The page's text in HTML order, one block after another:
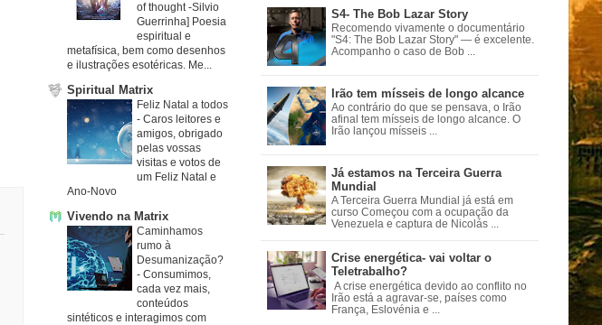
of thought -Silvio
Guerrinha] Poesia
espiritual e
metafísica, bem como desenhos
e ilustrações esotéricas. Me...
Spiritual Matrix
Feliz Natal a todos
- Caros leitores e
amigos, obrigado
pelas vossas
visitas e votos de
um Feliz Natal e
Ano-Novo
Vivendo na Matrix
Caminhamos
rumo à
Desumanização?
- Consumimos,
cada vez mais,
conteúdos
sintéticos e interagimos com
S4- The Bob Lazar Story
Recomendo vivamente o documentário
"S4: The Bob Lazar Story" — é excelente.
Acompanho o caso de Bob ...
Irão tem mísseis de longo alcance
Ao contrário do que se pensava, o Irão
afinal tem mísseis de longo alcance. O
Irão lançou mísseis ...
Já estamos na Terceira Guerra
Mundial
A Terceira Guerra Mundial já está em
curso Começou com a ocupação da
Venezuela e captura de Nicolás ...
Crise energética- vai voltar o
Teletrabalho?
A crise energética devido ao conflito no
Irão está a agravar-se, países como
França, Eslovénia e ...